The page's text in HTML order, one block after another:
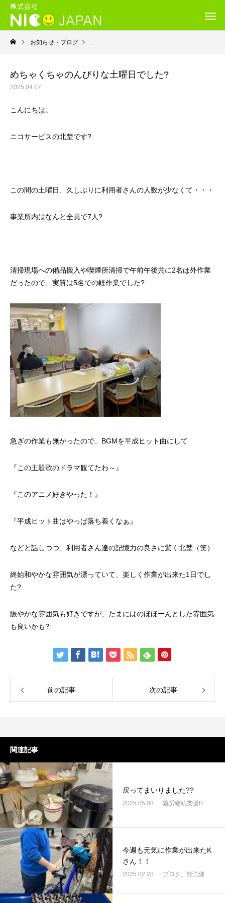
お知らせ・ブログ 就労継続支援B型・ニコサービス
めちゃくちゃのんびりな土曜日でした?
2025.04.07
こんにちは。
ニコサービスの北埜です?
この間の土曜日、久しぶりに利用者さんの人数が少なくて・・・
事業所内はなんと全員で7人?
清掃現場への備品搬入や喫煙所清掃で午前午後共に2名は外作業
だったので、実質は5名での軽作業でした?
急ぎの作業も無かったので、BGMを平成ヒット曲にして
『この主題歌のドラマ観てたわ～』
『このアニメ好きやった！』
『平成ヒット曲はやっぱ落ち着くなぁ』
などと話しつつ、利用者さん達の記憶力の良さに驚く北埜（笑）
終始和やかな雰囲気が漂っていて、楽しく作業が出来た1日でし
た?
賑やかな雰囲気も好きですが、たまにはのほほーんとした雰囲気
も良いかも?
前の記事 次の記事
関連記事
戻ってまいりました??
2025.05.08 就労継続支援B型・ニコサービス
今週も元気に作業が出来たK
さん！！
2025.02.28 ブログ 就労継続支援B型・ニコサービス